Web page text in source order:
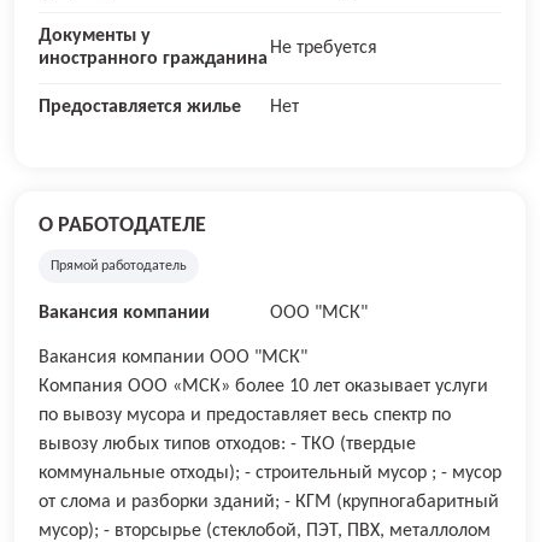
Документы у
иностранного гражданина
Не требуется
Предоставляется жилье Нет
О РАБОТОДАТЕЛЕ
Прямой работодатель
Вакансия компании ООО "МСК"
Вакансия компании ООО "МСК"
Компания ООО «МСК» более 10 лет оказывает услуги
по вывозу мусора и предоставляет весь спектр по
вывозу любых типов отходов: - ТКО (твердые
коммунальные отходы); - строительный мусор ; - мусор
от слома и разборки зданий; - КГМ (крупногабаритный
мусор); - вторсырье (стеклобой, ПЭТ, ПВХ, металлолом